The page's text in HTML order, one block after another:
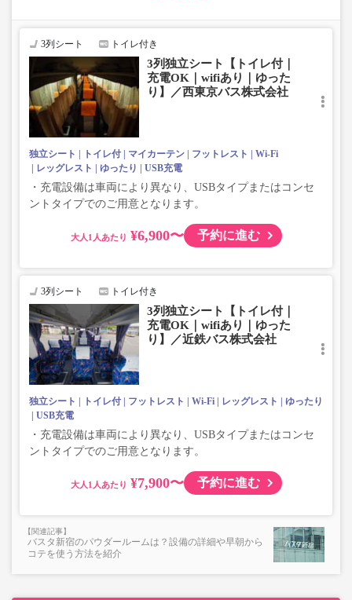
じめご了承ください。
3列シート トイレ付き
3列独立シート【トイレ付｜
充電OK｜wifiあり｜ゆった
り】／西東京バス株式会社
独立シート トイレ付 マイカーテン フットレスト
Wi-Fi
レッグレスト
ゆったり USB充電
・充電設備は車両により異なり、USBタイプまたはコンセ
ントタイプでのご用意となります。
大人 ¥6,900〜 予約に進む
3列シート トイレ付き
3列独立シート【トイレ付｜
充電OK｜wifiあり｜ゆった
り】／近鉄バス株式会社
独立シート トイレ付 フットレスト Wi-Fi レッグレスト
ゆったり
USB充電
・充電設備は車両により異なり、USBタイプまたはコンセ
ントタイプでのご用意となります。
大人 ¥7,900〜 予約に進む
バスタ新宿のパウダールームは？設備の詳細や早朝から
コテを使う方法を紹介